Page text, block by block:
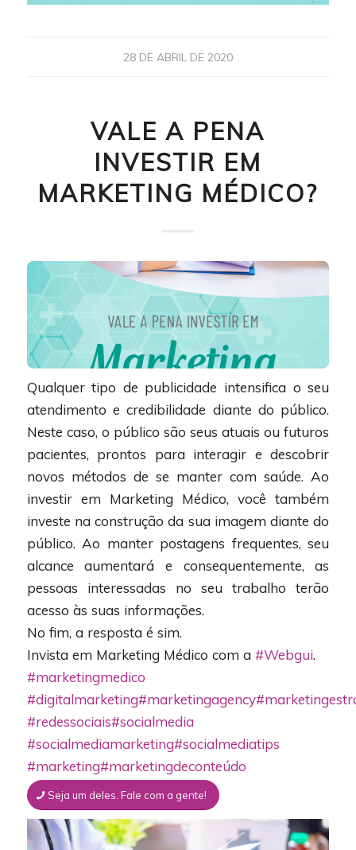
28 DE ABRIL DE 2020
VALE A PENA
INVESTIR EM
MARKETING MÉDICO?
Qualquer tipo de publicidade intensifica o seu
atendimento e credibilidade diante do público.
Neste caso, o público são seus atuais ou futuros
pacientes, prontos para interagir e descobrir
novos métodos de se manter com saúde. Ao
investir em Marketing Médico, você também
investe na construção da sua imagem diante do
público. Ao manter postagens frequentes, seu
alcance aumentará e consequentemente, as
pessoas interessadas no seu trabalho terão
acesso às suas informações.
No fim, a resposta é sim.
Invista em Marketing Médico com a #Webgui.
#marketingmedico
#digitalmarketing#marketingagency
#redessociais#socialmedia
#socialmediamarketing#socialmediatips
#marketing#marketingdeconteúdo
Seja um deles. Fale com a gente!